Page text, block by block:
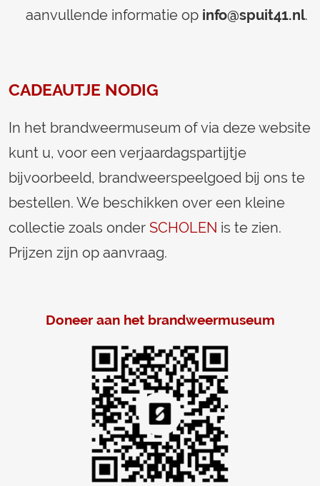
aanvullende informatie op info@spuit41.nl.
CADEAUTJE NODIG
In het brandweermuseum of via deze website
kunt u, voor een verjaardagspartijtje
bijvoorbeeld, brandweerspeelgoed bij ons te
bestellen. We beschikken over een kleine
collectie zoals onder SCHOLEN is te zien.
Prijzen zijn op aanvraag.
Doneer aan het brandweermuseum